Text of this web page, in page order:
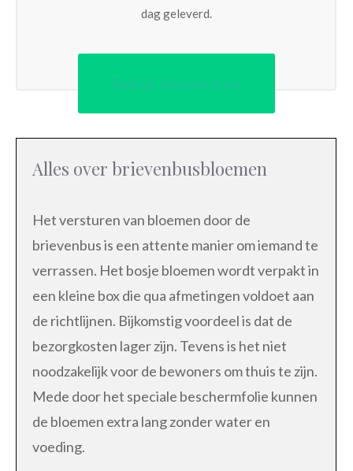
dag geleverd.
Bekijk bloemisten
Alles over brievenbusbloemen
Het versturen van bloemen door de
brievenbus is een attente manier om iemand te
verrassen. Het bosje bloemen wordt verpakt in
een kleine box die qua afmetingen voldoet aan
de richtlijnen. Bijkomstig voordeel is dat de
bezorgkosten lager zijn. Tevens is het niet
noodzakelijk voor de bewoners om thuis te zijn.
Mede door het speciale beschermfolie kunnen
de bloemen extra lang zonder water en
voeding.